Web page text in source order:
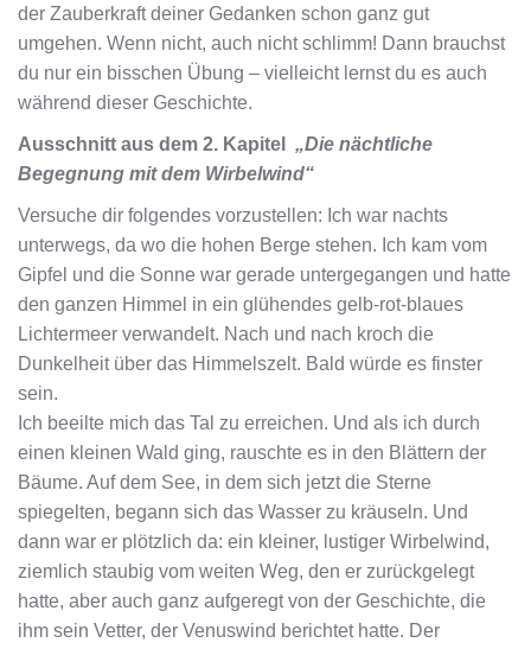
der Zauberkraft deiner Gedanken schon ganz gut
umgehen. Wenn nicht, auch nicht schlimm! Dann brauchst
du nur ein bisschen Übung – vielleicht lernst du es auch
während dieser Geschichte.
Ausschnitt aus dem 2. Kapitel „Die nächtliche
Begegnung mit dem Wirbelwind“
Versuche dir folgendes vorzustellen: Ich war nachts
unterwegs, da wo die hohen Berge stehen. Ich kam vom
Gipfel und die Sonne war gerade untergegangen und hatte
den ganzen Himmel in ein glühendes gelb-rot-blaues
Lichtermeer verwandelt. Nach und nach kroch die
Dunkelheit über das Himmelszelt. Bald würde es finster
sein.
Ich beeilte mich das Tal zu erreichen. Und als ich durch
einen kleinen Wald ging, rauschte es in den Blättern der
Bäume. Auf dem See, in dem sich jetzt die Sterne
spiegelten, begann sich das Wasser zu kräuseln. Und
dann war er plötzlich da: ein kleiner, lustiger Wirbelwind,
ziemlich staubig vom weiten Weg, den er zurückgelegt
hatte, aber auch ganz aufgeregt von der Geschichte, die
ihm sein Vetter, der Venuswind berichtet hatte. Der